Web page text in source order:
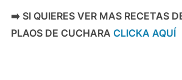
➡️ SI QUIERES VER MAS RECETAS
PLAOS DE CUCHARA CLICKA AQUÍ